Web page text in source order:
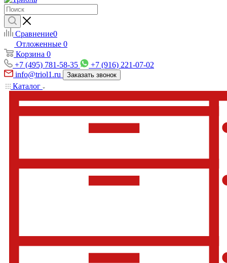
Сравнение0
Отложенные 0
Корзина 0
+7 (495) 781-58-35
+7 (916) 221-07-02
info@triol1.ru
Заказать звонок
Каталог